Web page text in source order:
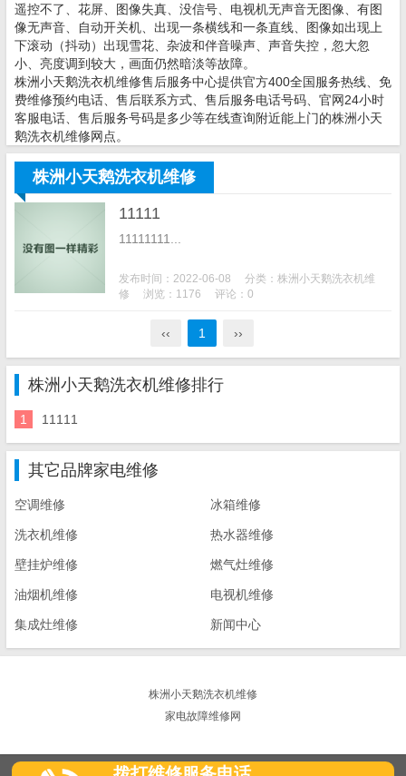
遥控不了、花屏、图像失真、没信号、电视机无声音无图像、有图
像无声音、自动开关机、出现一条横线和一条直线、图像如出现上
下滚动（抖动）出现雪花、杂波和伴音噪声、声音失控，忽大忽
小、亮度调到较大，画面仍然暗淡等故障。
株洲小天鹅洗衣机维修售后服务中心提供官方400全国服务热线、免
费维修预约电话、售后联系方式、售后服务电话号码、官网24小时
客服电话、售后服务号码是多少等在线查询附近能上门的株洲小天
鹅洗衣机维修网点。
株洲小天鹅洗衣机维修
11111
11111111...
发布时间：2022-06-08 分类： 株洲小天鹅洗衣机维
修
浏览：1176 评论：0
‹‹ 1 ››
株洲小天鹅洗衣机维修排行
1 11111
其它品牌家电维修
空调维修 冰箱维修
洗衣机维修 热水器维修
壁挂炉维修 燃气灶维修
油烟机维修 电视机维修
集成灶维修 新闻中心
株洲小天鹅洗衣机维修
家电故障维修网